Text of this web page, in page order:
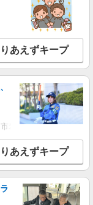
あえずキープ
岩槻区・久喜市・蓮田
あえずキープ